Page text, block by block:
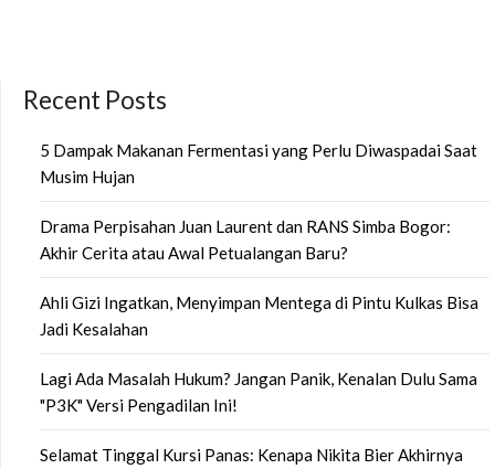
Recent Posts
5 Dampak Makanan Fermentasi yang Perlu Diwaspadai Saat
Musim Hujan
Drama Perpisahan Juan Laurent dan RANS Simba Bogor:
Akhir Cerita atau Awal Petualangan Baru?
Ahli Gizi Ingatkan, Menyimpan Mentega di Pintu Kulkas Bisa
Jadi Kesalahan
Lagi Ada Masalah Hukum? Jangan Panik, Kenalan Dulu Sama
"P3K" Versi Pengadilan Ini!
Selamat Tinggal Kursi Panas: Kenapa Nikita Bier Akhirnya